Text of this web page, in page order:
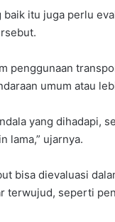
itu juga perlu
penggunaan
umum atau
yang dihadapi,
lama,” ujarnya.
bisa dievaluasi
terwujud, seperti